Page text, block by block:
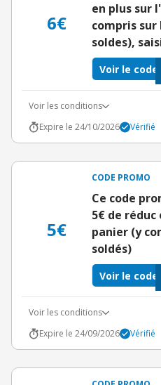
6€
en plus sur
compris
soldes),
Voir le code
Voir les conditions
Expire le 24/10/2026
Vérifié
5€
CODE PROMO
Ce code
5€ de
panier (y
soldés)
Voir le code
Voir les conditions
Expire le 24/09/2026
Vérifié